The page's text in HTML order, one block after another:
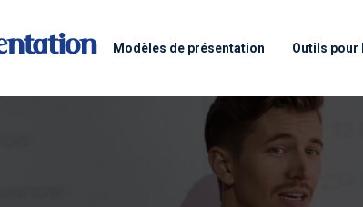
Modèles de présentation Outils pour